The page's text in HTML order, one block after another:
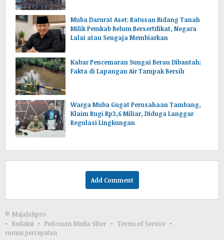
Muba Darurat Aset: Ratusan Bidang Tanah
Milik Pemkab Belum Bersertifikat, Negara
Lalai atau Sengaja Membiarkan
Kabar Pencemaran Sungai Berau Dibantah:
Fakta di Lapangan Air Tampak Bersih
Warga Muba Gugat Perusahaan Tambang,
Klaim Rugi Rp3,6 Miliar, Diduga Langgar
Regulasi Lingkungan
Add Comment
© Majalahpro
Redaksi
Pedoman Media Siber
Terms of Service
rumus percepatan